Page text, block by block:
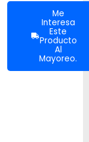
Me
Interesa
Este
Producto
Al
Mayoreo.